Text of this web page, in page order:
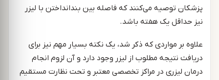
پزشکان توصیه می‌کنند که فاصله بین بندانداختن با لیزر
نیز حداقل یک هفته باشد.
علاوه بر مواردی که ذکر شد، یک نکته بسیار مهم نیز برای
دریافت نتیجه مطلوب از لیزر وجود دارد و آن لزوم انجام
درمان لیزری در مراکز تخصصی معتبر و تحت نظارت مستقیم